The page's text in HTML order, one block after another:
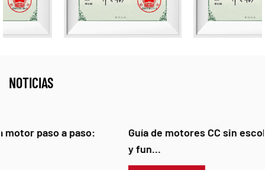
NOTICIAS
Guía de motores CC sin escobillas: cómo funcionan